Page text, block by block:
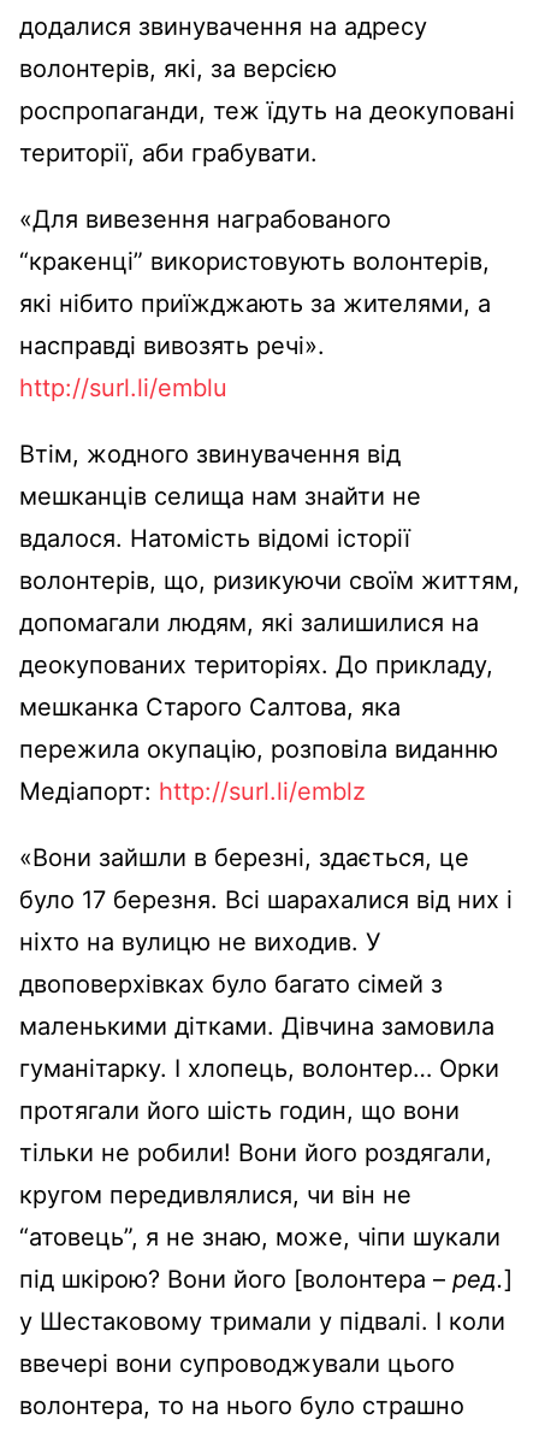
додалися звинувачення на адресу
волонтерів, які, за версією
роспропаганди, теж їдуть на деокуповані
території, аби грабувати.
«Для вивезення награбованого
“кракенці” використовують волонтерів,
які нібито приїжджають за жителями, а
насправді вивозять речі».
http://surl.li/emblu
Втім, жодного звинувачення від
мешканців селища нам знайти не
вдалося. Натомість відомі історії
волонтерів, що, ризикуючи своїм життям,
допомагали людям, які залишилися на
деокупованих територіях. До прикладу,
мешканка Старого Салтова, яка
пережила окупацію, розповіла виданню
Медіапорт: http://surl.li/emblz
«Вони зайшли в березні, здається, це
було 17 березня. Всі шарахалися від них і
ніхто на вулицю не виходив. У
двоповерхівках було багато сімей з
маленькими дітками. Дівчина замовила
гуманітарку. І хлопець, волонтер… Орки
протягали його шість годин, що вони
тільки не робили! Вони його роздягали,
кругом передивлялися, чи він не
“атовець”, я не знаю, може, чіпи шукали
під шкірою? Вони його [волонтера – ред.]
у Шестаковому тримали у підвалі. І коли
ввечері вони супроводжували цього
волонтера, то на нього було страшно